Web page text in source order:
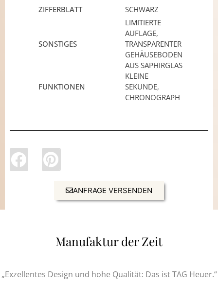
ZIFFERBLATT
SCHWARZ
SONSTIGES
LIMITIERTE
AUFLAGE,
TRANSPARENTER
GEHÄUSEBODEN
AUS SAPHIRGLAS
FUNKTIONEN
KLEINE
SEKUNDE,
CHRONOGRAPH
ANFRAGE VERSENDEN
Manufaktur der Zeit
„Exzellentes Design und hohe Qualität: Das ist TAG Heuer.“